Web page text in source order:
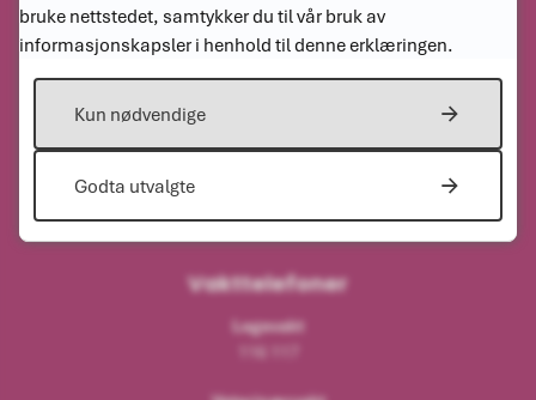
E-post
post@haegebostad.kommune.no
Laukrokveien 4, 4595 Tingvatn
Vakttelefoner
Legevakt
116 117
bruke nettstedet, samtykker du til vår bruk av
informasjonskapsler i henhold til denne erklæringen.
Kun nødvendige
Godta utvalgte